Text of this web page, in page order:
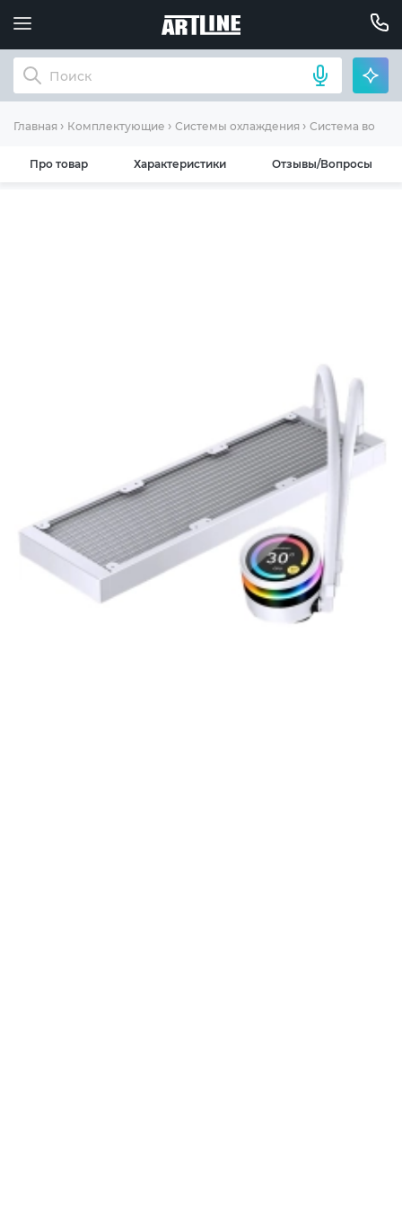
Главная Комплектующие Системы охлаждения Система
Про товар Характеристики Отзывы/Вопросы